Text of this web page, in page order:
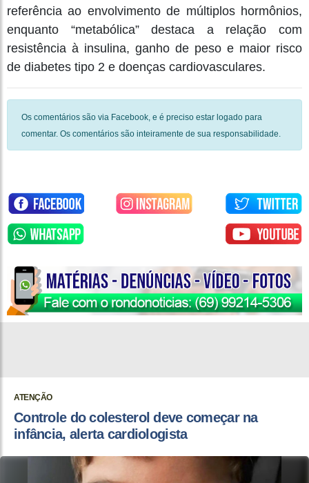
referência ao envolvimento de múltiplos hormônios,
enquanto “metabólica” destaca a relação com
resistência à insulina, ganho de peso e maior risco
de diabetes tipo 2 e doenças cardiovasculares.
Os comentários são via Facebook, e é preciso estar logado para
comentar. Os comentários são inteiramente de sua responsabilidade.
ATENÇÃO
Controle do colesterol deve começar na
infância, alerta cardiologista